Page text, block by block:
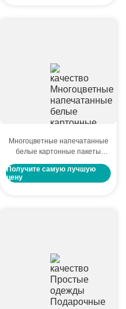
Многоцветные напечатанные
белые картонные пакеты
пакеты
Получите самую лучшую
цену